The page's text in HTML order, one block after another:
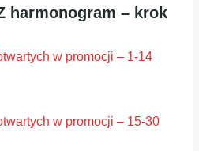
harmonogram – krok
w promocji – 1-14
w promocji – 15-30